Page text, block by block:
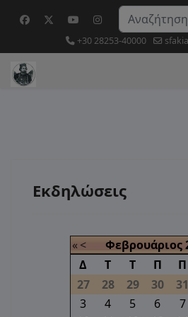
Αναζήτηση...
+30 28253-40000
Εκδηλώσεις
«< Φεβρουάριος
Δ
Τ Τ Π Π
27
28 29 30 31
3
4 5 6 7